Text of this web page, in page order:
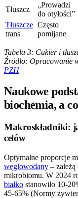
Tłuszcz
„Prowadzi
do otyłości”
Tłuszcze
trans
Często
pomijane
Tabela 3: Cukier i
Źródło: Opracowanie
PZH
Naukowe
biochemia, a
Makroskładniki:
celów
Optymalne proporcje
węglowodany –
mikrobiomu. W 2024
białko stanowiło 10-
45-65% (Normy